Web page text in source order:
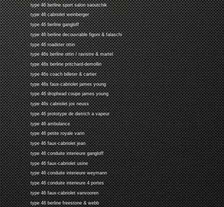
type 46 berline sport salon saoutchik
type 46 cabriolet weinberger
type 46 berline gangloff
type 46 berline decouvrable figoni & falaschi
type 46 roadster ottin
type 46s berline ottin / ravistre & martel
type 46s berline pritchard-demollin
type 46s coach billeter & cartier
type 46s faux-cabriolet james young
type 46 drophead coupe james young
type 46s cabriolet jos neuss
type 46 prototype de dietrich a vapeur
type 46 ambulance
type 46 petite royale varin
type 46 faux-cabriolet jean
type 46 conduite interieure gangloff
type 46 faux-cabriolet usine
type 46 conduite interieure weymann
type 46 conduite interieure 4 portes
type 46 faux-cabriolet vanvooren
type 46 berline freestone & webb